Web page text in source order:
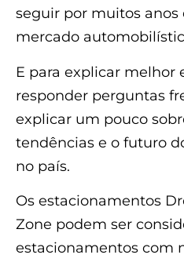
seguir por muitos anos
mercado
E para explicar melhor
responder perguntas
explicar um pouco
tendências e o futuro
no país.
Os estacionamentos
Zone podem ser
estacionamentos com